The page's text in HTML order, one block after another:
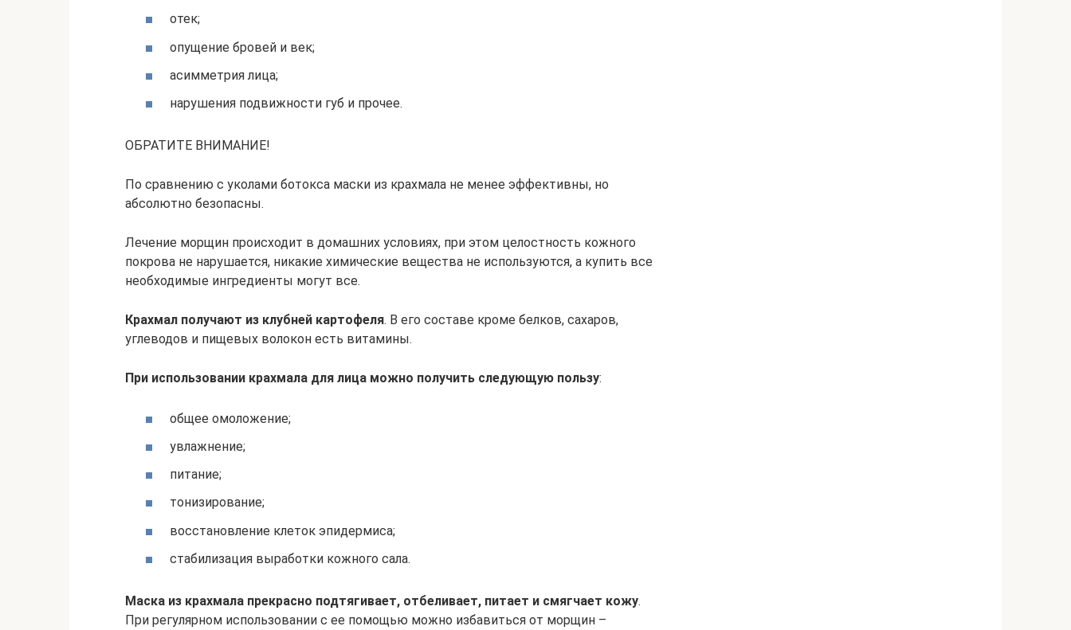
отек;
опущение бровей и век;
асимметрия лица;
нарушения подвижности губ и прочее.
ОБРАТИТЕ ВНИМАНИЕ!
По сравнению с уколами ботокса маски из крахмала не менее эффективны, но
абсолютно безопасны.
Лечение морщин происходит в домашних условиях, при этом целостность кожного
покрова не нарушается, никакие химические вещества не используются, а купить все
необходимые ингредиенты могут все.
Крахмал получают из клубней картофеля. В его составе кроме белков, сахаров,
углеводов и пищевых волокон есть витамины.
При использовании крахмала для лица можно получить следующую пользу:
общее омоложение;
увлажнение;
питание;
тонизирование;
восстановление клеток эпидермиса;
стабилизация выработки кожного сала.
Маска из крахмала прекрасно подтягивает, отбеливает, питает и смягчает кожу.
При регулярном использовании с ее помощью можно избавиться от морщин –